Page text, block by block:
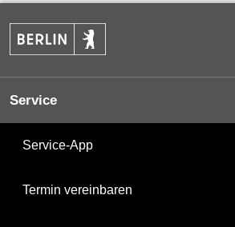
Service
Service-App
Termin vereinbaren